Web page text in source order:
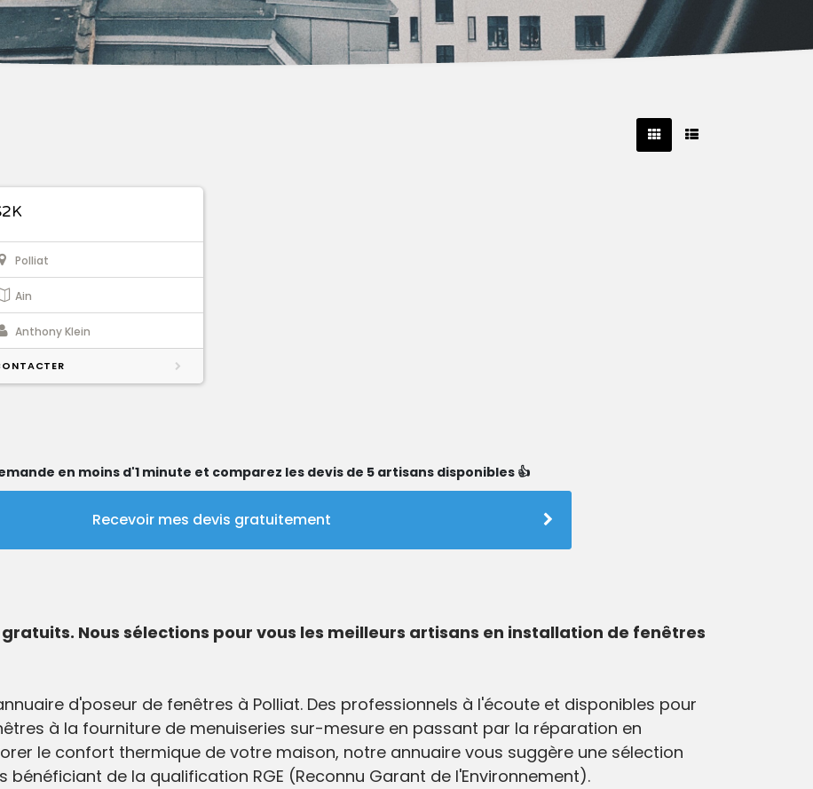
Polliat
Ain
Anthony Klein
en moins d'1 minute et comparez les devis de 5 artisans disponibles 👍
Recevoir mes devis gratuitement
Nous sélections pour vous les meilleurs artisans en installation de fenêtres
d'poseur de fenêtres à Polliat. Des professionnels à l'écoute et disponibles pour
à la fourniture de menuiseries sur-mesure en passant par la réparation en
le confort thermique de votre maison, notre annuaire vous suggère une sélection
de la qualification RGE (Reconnu Garant de l'Environnement).